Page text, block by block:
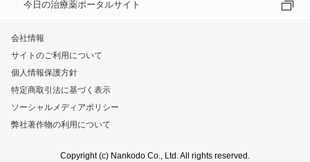
今日の治療薬ポータルサイト
会社情報
サイトのご利用について
個人情報保護方針
特定商取引法に基づく表示
ソーシャルメディアポリシー
弊社著作物の利用について
Copyright (c) Nankodo Co., Ltd. All rights reserved.